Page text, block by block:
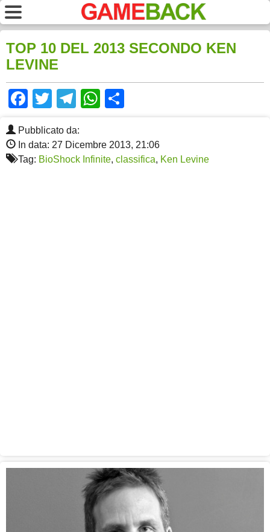
TOP 10 DEL 2013 SECONDO KEN
LEVINE
Facebook
TwitterTelegram
WhatsApp
Pubblicato da:
In data: 27 Dicembre 2013, 21:06
Tag: BioShock Infinite, classifica, Ken Levine